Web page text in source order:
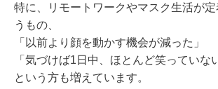
特に、リモートワークやマスク生活が
うもの、
「以前より顔を動かす機会が減った」
「気づけば1日中、ほとんど笑っていな
という方も増えています。